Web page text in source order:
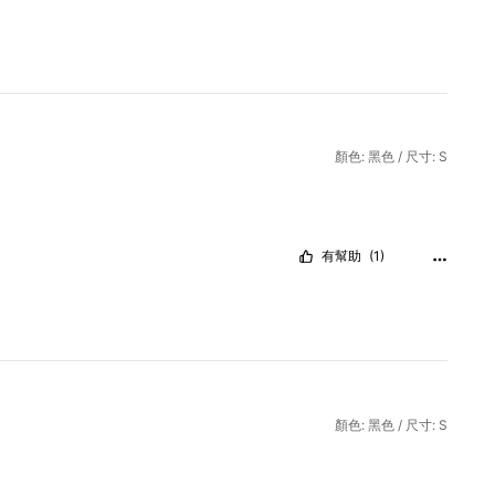
顏色: 黑色 / 尺寸: S
有幫助 (1)
顏色: 黑色 / 尺寸: S